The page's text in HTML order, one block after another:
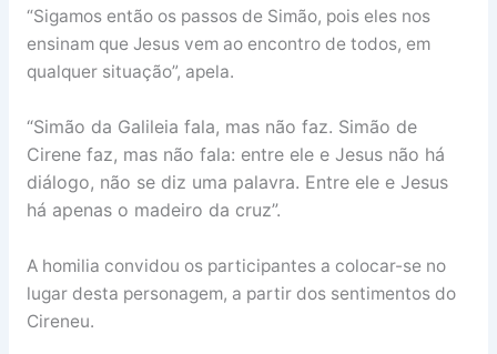
“Sigamos então os passos de Simão, pois eles nos
ensinam que Jesus vem ao encontro de todos, em
qualquer situação”, apela.
“Simão da Galileia fala, mas não faz. Simão de
Cirene faz, mas não fala: entre ele e Jesus não há
diálogo, não se diz uma palavra. Entre ele e Jesus
há apenas o madeiro da cruz”.
A homilia convidou os participantes a colocar-se no
lugar desta personagem, a partir dos sentimentos do
Cireneu.